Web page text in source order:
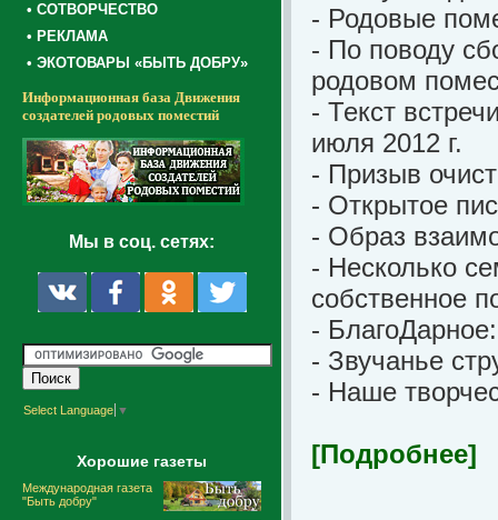
• СОТВОРЧЕСТВО
• РЕКЛАМА
• ЭКОТОВАРЫ «БЫТЬ ДОБРУ»
Информационная база Движения
создателей родовых поместий
Мы в соц. сетях:
Select Language ▼
Хорошие газеты
Международная газета
"Быть добру"
- Родовые
- По поводу
родовом
- Текст
июля 2012 г.
- Призыв
- Открытое
- Образ
- Несколько
собственное
-
- Звучанье
- Наше
[Подробнее]